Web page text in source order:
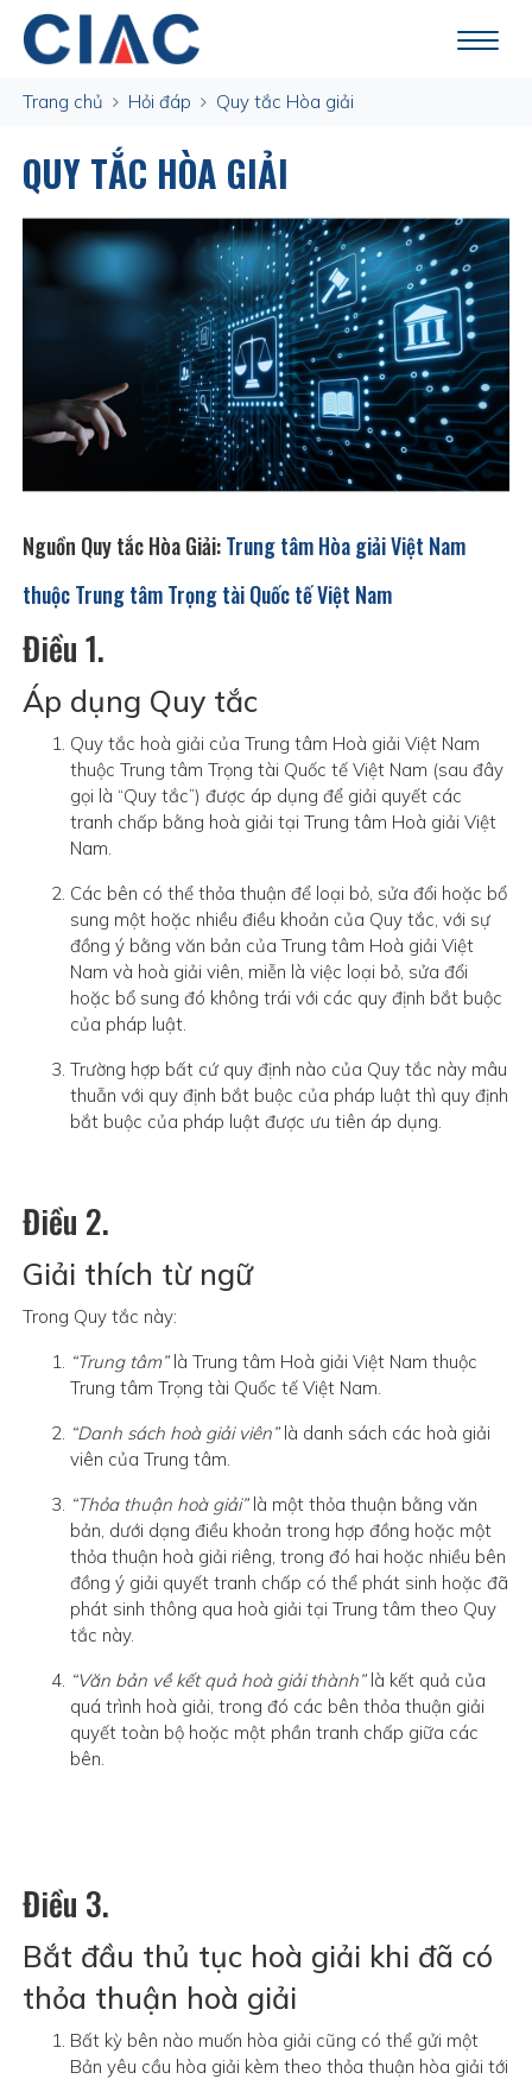
Trang chủ Hỏi đáp Quy tắc Hòa giải
QUY TẮC HÒA GIẢI
Nguồn Quy tắc Hòa Giải:Trung tâm Hòa giải Việt Nam
thuộc Trung tâm Trọng tài Quốc tế Việt Nam
Điều 1.
Áp dụng Quy tắc
Quy tắc hoà giải của Trung tâm Hoà giải Việt Nam
thuộc Trung tâm Trọng tài Quốc tế Việt Nam (sau đây
gọi là “Quy tắc”) được áp dụng để giải quyết các
tranh chấp bằng hoà giải tại Trung tâm Hoà giải Việt
Nam.
Các bên có thể thỏa thuận để loại bỏ, sửa đổi hoặc bổ
sung một hoặc nhiều điều khoản của Quy tắc, với sự
đồng ý bằng văn bản của Trung tâm Hoà giải Việt
Nam và hoà giải viên, miễn là việc loại bỏ, sửa đổi
hoặc bổ sung đó không trái với các quy định bắt buộc
của pháp luật.
Trường hợp bất cứ quy định nào của Quy tắc này mâu
thuẫn với quy định bắt buộc của pháp luật thì quy định
bắt buộc của pháp luật được ưu tiên áp dụng.
Điều 2.
Giải thích từ ngữ
Trong Quy tắc này:
“Trung tâm”là Trung tâm Hoà giải Việt Nam thuộc
Trung tâm Trọng tài Quốc tế Việt Nam.
“Danh sách hoà giải viên”là danh sách các hoà giải
viên của Trung tâm.
“Thỏa thuận hoà giải”là một thỏa thuận bằng văn
bản, dưới dạng điều khoản trong hợp đồng hoặc một
thỏa thuận hoà giải riêng, trong đó hai hoặc nhiều bên
đồng ý giải quyết tranh chấp có thể phát sinh hoặc đã
phát sinh thông qua hoà giải tại Trung tâm theo Quy
tắc này.
“Văn bản về kết quả hoà giải thành”là kết quả của
quá trình hoà giải, trong đó các bên thỏa thuận giải
quyết toàn bộ hoặc một phần tranh chấp giữa các
bên.
Điều 3.
Bắt đầu thủ tục hoà giải khi đã có
thỏa thuận hoà giải
Bất kỳ bên nào muốn hòa giải cũng có thể gửi một
Bản yêu cầu hòa giải kèm theo thỏa thuận hòa giải tới